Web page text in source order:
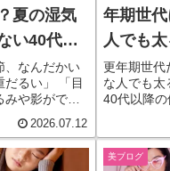
夏の湿気
い40代の
い調律」
、なんだかい
るい」 「目
や影ができ
、目元の疲れ
お悩みを感じ
2026.07.12
年期世
人でも
い✨体
由
更年期世代
な人でも太
40代以降の
ン。五行
本来の軽や
美ブログ